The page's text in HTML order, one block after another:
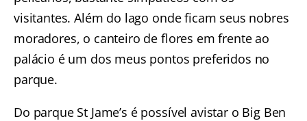
visitantes. Além do lago onde ficam seus nobres
moradores, o canteiro de flores em frente ao
palácio é um dos meus pontos preferidos no
parque.
Do parque St Jame’s é possível avistar o Big Ben